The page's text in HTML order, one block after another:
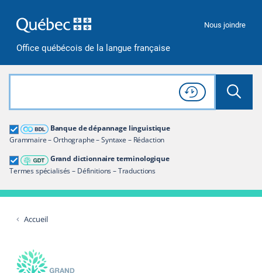
Office québécois de la langue française
Nous joindre
Rechercher dans tout le site
Lancer
Consulter l'
Historique
de recherche
Banque de dépannage linguistique
Grammaire – Orthographe – Syntaxe – Rédaction
Grand dictionnaire terminologique
Termes spécialisés – Définitions – Traductions
Grand dictionnaire terminologique
Restreindre aux termes
Accueil